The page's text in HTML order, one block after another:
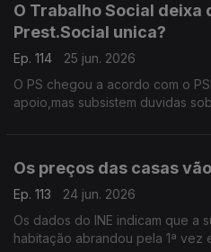
O Trabalho Social deixa
Prest.Social unica?
Ep. 114
25 jun. 2026
O PS chegou a acordo com o
apoio,mas subsistem duvidas
Os preços das casas
Ep. 113
24 jun. 2026
Os dados do INE indicam que a
habitação abrandou pela 1ª vez